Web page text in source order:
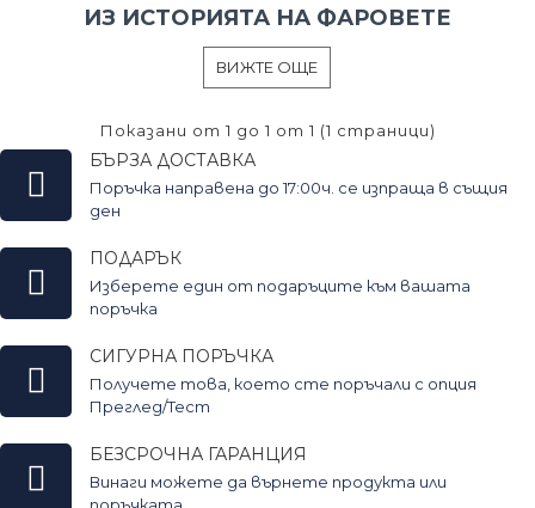
ИЗ ИСТОРИЯТА НА ФАРОВЕТЕ
ВИЖТЕ ОЩЕ
Показани от 1 до 1 от 1 (1 страници)
БЪРЗА ДОСТАВКА
Поръчка направена до 17:00ч. се изпраща в същия
ден
ПОДАРЪК
Изберете един от подаръците към вашата
поръчка
СИГУРНА ПОРЪЧКА
Получете това, което сте поръчали с опция
Преглед/Тест
БЕЗСРОЧНА ГАРАНЦИЯ
Винаги можете да върнете продукта или
поръчката